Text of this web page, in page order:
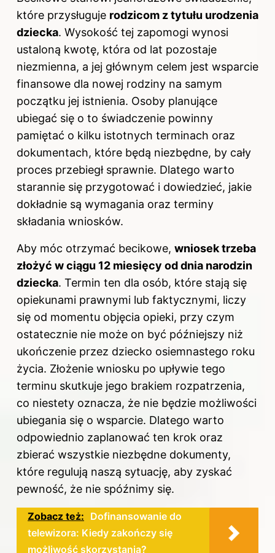
które przysługuje rodzicom z tytułu urodzenia
dziecka. Wysokość tej zapomogi wynosi
ustaloną kwotę, która od lat pozostaje
niezmienna, a jej głównym celem jest wsparcie
finansowe dla nowej rodziny na samym
początku jej istnienia. Osoby planujące
ubiegać się o to świadczenie powinny
pamiętać o kilku istotnych terminach oraz
dokumentach, które będą niezbędne, by cały
proces przebiegł sprawnie. Dlatego warto
starannie się przygotować i dowiedzieć, jakie
dokładnie są wymagania oraz terminy
składania wniosków.
Aby móc otrzymać becikowe, wniosek trzeba
złożyć w ciągu 12 miesięcy od dnia narodzin
dziecka. Termin ten dla osób, które stają się
opiekunami prawnymi lub faktycznymi, liczy
się od momentu objęcia opieki, przy czym
ostatecznie nie może on być późniejszy niż
ukończenie przez dziecko osiemnastego roku
życia. Złożenie wniosku po upływie tego
terminu skutkuje jego brakiem rozpatrzenia,
co niestety oznacza, że nie będzie możliwości
ubiegania się o wsparcie. Dlatego warto
odpowiednio zaplanować ten krok oraz
zbierać wszystkie niezbędne dokumenty,
które regulują naszą sytuację, aby zyskać
pewność, że nie spóźnimy się.
Zobacz też: Dofinansowanie do
telewizora: Kiedy zakończy się
możliwość skorzystania?